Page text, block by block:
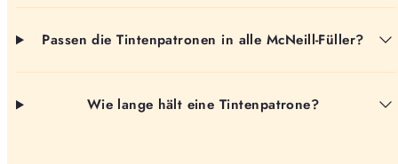
Passen die Tintenpatronen in alle McNeill-Füller?
Wie lange hält eine Tintenpatrone?